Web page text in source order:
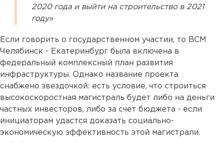
2020 года и выйти на строительство в 2021
году»
Если говорить о государственном участии, то ВСМ
Челябинск - Екатеринбург была включена в
федеральный комплексный план развития
инфраструктуры. Однако название проекта
снабжено звездочкой: есть условие, что строиться
высокоскоростная магистраль будет либо на деньги
частных инвесторов, либо за счет бюджета - если
инициаторам удастся доказать социально-
экономическую эффективность этой магистрали.